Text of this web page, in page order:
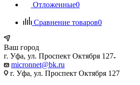
Отложенные0
Сравнение товаров0
Ваш город
г. Уфа, ул. Проспект Октября 127
micronnet@bk.ru
г. Уфа, ул. Проспект Октября 127